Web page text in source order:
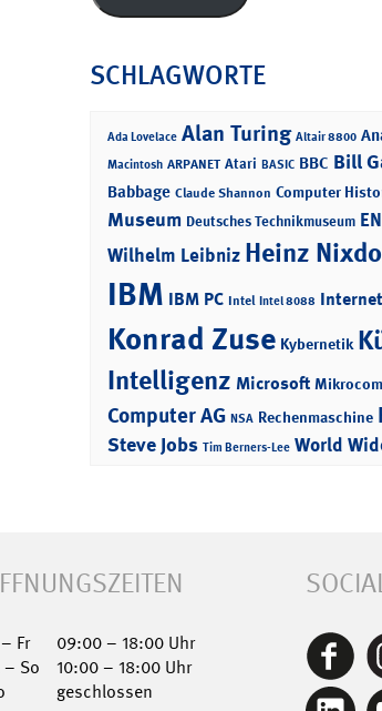
SCHLAGWORTE
Ada Lovelace Alan Turing Altair 8800
Macintosh ARPANET Atari BASIC BBC Bill
Babbage Claude Shannon Computer
Museum Deutsches Technikmuseum
Wilhelm Leibniz Heinz
IBM IBM PC Intel Intel 8088 Internet
Konrad Zuse Kybernetik
Intelligenz Microsoft
Computer AG NSA Rechenmaschine
Steve Jobs Tim Berners-Lee World
Fr
09:00 – 18:00 Uhr
– So
10:00 – 18:00 Uhr
geschlossen